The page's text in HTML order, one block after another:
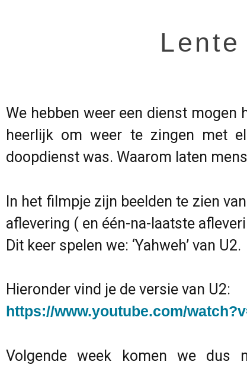
We hebben weer een dienst mogen
heerlijk om weer te zingen met
doopdienst was. Waarom laten
In het filmpje zijn beelden te zien
aflevering ( en één-na-laatste
Dit keer spelen we: ‘Yahweh’ van U2.
Hieronder vind je de versie van U2:
https://www.youtube.com/
Volgende week komen we dus